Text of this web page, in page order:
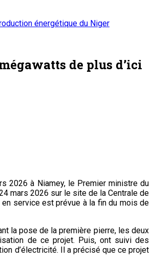
énergétique du Niger
de plus d’ici
2026 à Niamey, le Premier ministre du
mars 2026 sur le site de la Centrale de
en service est prévue à la fin du mois de
la pose de la première pierre, les deux
de ce projet. Puis, ont suivi des
d’électricité. Il a précisé que ce projet